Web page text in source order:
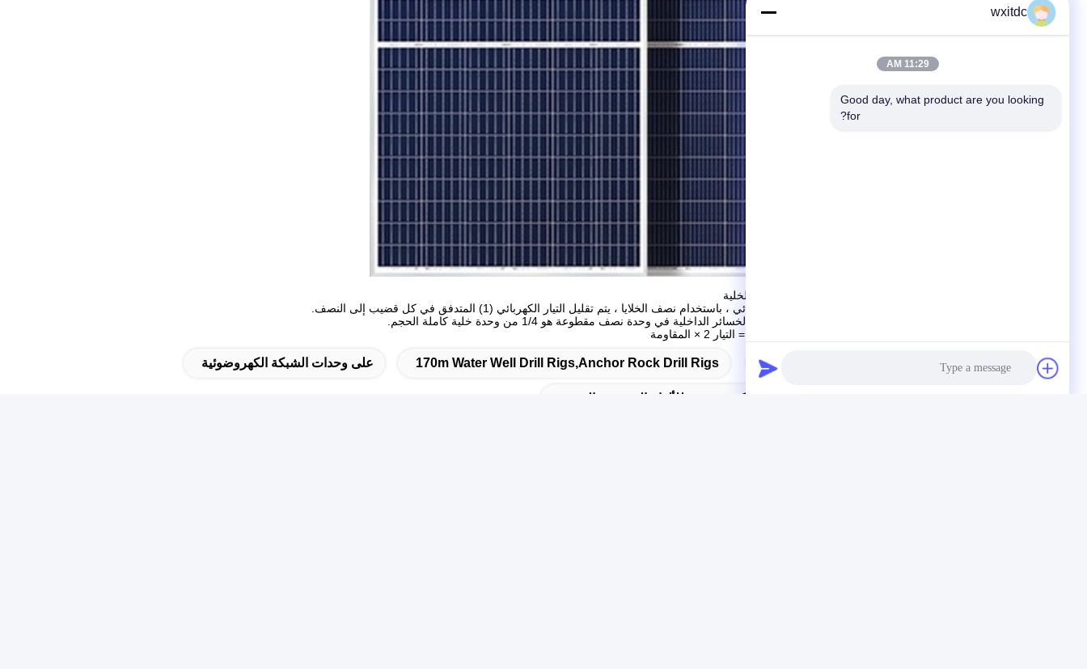
تقنية وحدة نصف الخلية
مقدار التيار الكهربائي ، باستخدام نصف الخلايا ، يتم تقليل التيار الكهربائي (1) المتدفق في كل قضيب إلى النصف.
لذلك ، فإن مقدار الخسائر الداخلية في وحدة نصف مقطوعة هو 1/4 من وحدة خلية كاملة الحجم.
الخسائر الكهربائية = التيار 2 × المقاومة
العلامات: 170m Water Well Drill Rigs,Anchor Rock Drill Rigs على وحدات الشبكة الكهروضوئية
والوحدات الكهروضوئية للألواح الشمسية المتعددة
wxitdc
11:29 AM
Good day, what product are you looking
for?